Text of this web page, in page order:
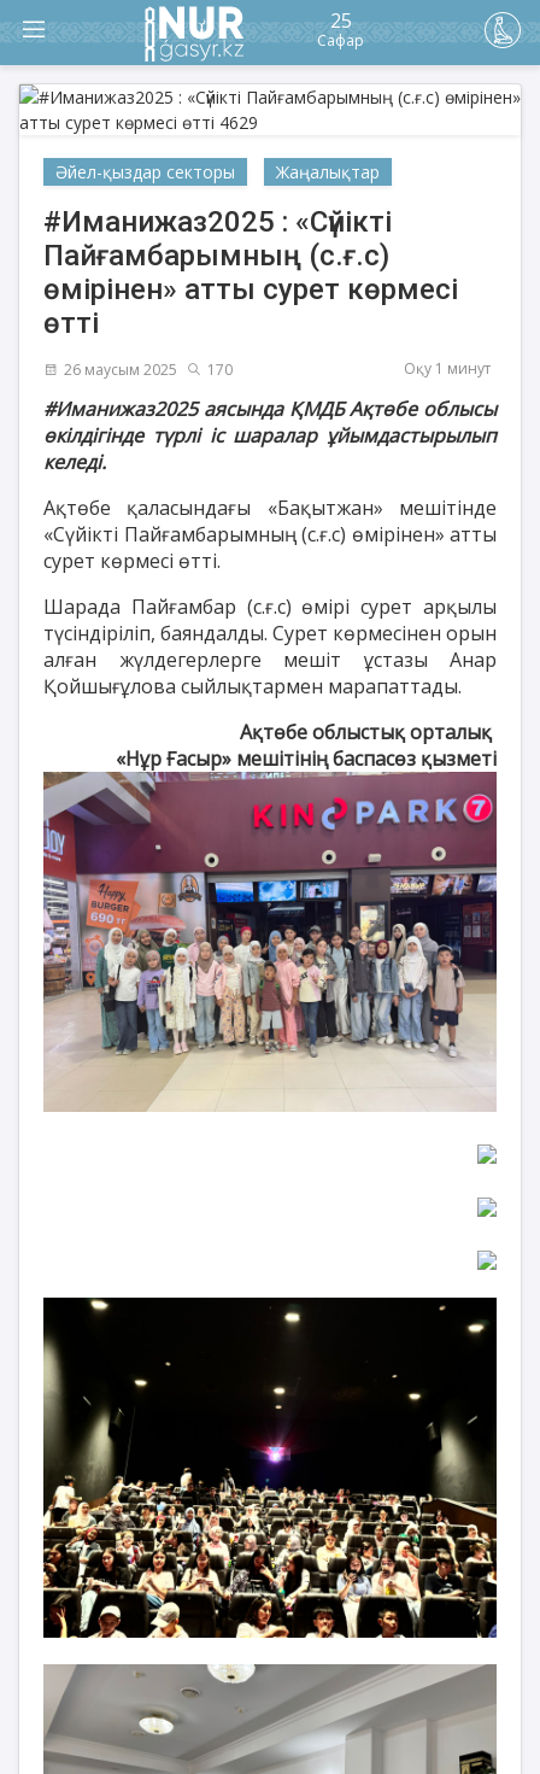
25
Сафар
Әйел-қыздар секторы Жаңалықтар
#Иманижаз2025 : «Сүйікті
Пайғамбарымның (с.ғ.с)
өмірінен» атты сурет көрмесі
өтті
26 маусым 2025 170 Оқу 1 минут
#Иманижаз2025 аясында ҚМДБ Ақтөбе облысы
өкілдігінде түрлі іс шаралар ұйымдастырылып
келеді.
Ақтөбе қаласындағы «Бақытжан» мешітінде
«Сүйікті Пайғамбарымның (с.ғ.с) өмірінен» атты
сурет көрмесі өтті.
Шарада Пайғамбар (с.ғ.с) өмірі сурет арқылы
түсіндіріліп, баяндалды. Сурет көрмесінен орын
алған жүлдегерлерге мешіт ұстазы Анар
Қойшығұлова сыйлықтармен марапаттады.
Ақтөбе облыстық орталық
«Нұр Ғасыр» мешітінің баспасөз қызметі